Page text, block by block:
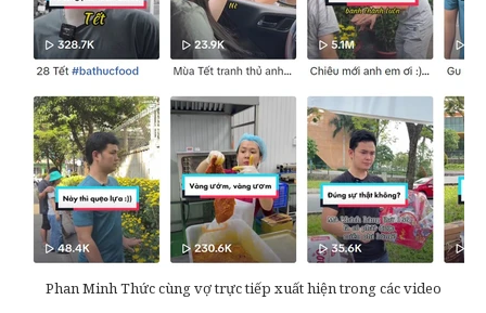
Phan Minh Thức cùng vợ trực tiếp xuất hiện trong các video